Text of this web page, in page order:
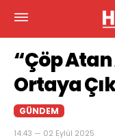
“Çöp
Ortaya
GÜNDEM
14:43 — 02 Eylül 2025